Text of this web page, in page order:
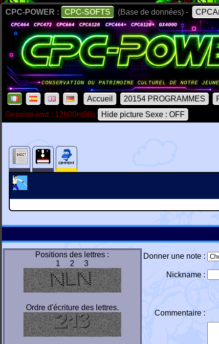
CPC-POWER : CPC-SOFTS (Base de données) -
Accueil 20154 PROGRAMMES
Session end : 12h00m00s
Hide picture Sexe : OFF
Positions des lettres :
1 2 3
Ordre d'écriture des lettres.
Donner une note :
Nickname :
Commentaire :